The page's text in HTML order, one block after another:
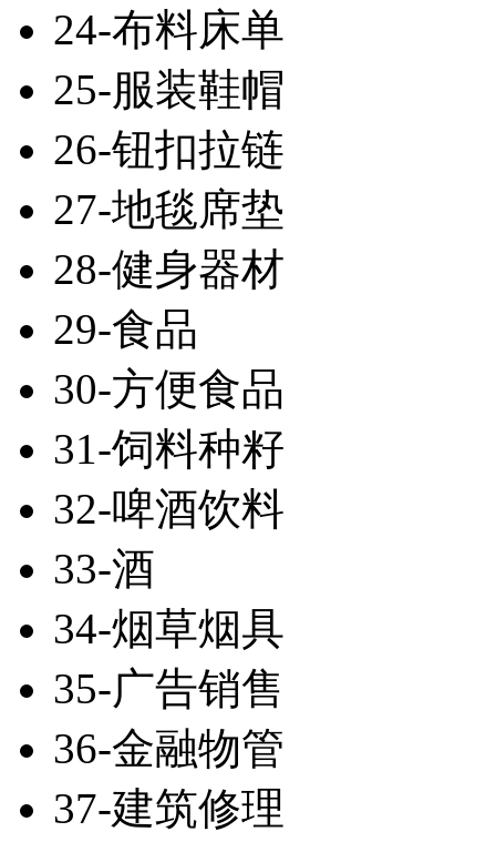
24-布料床单
25-服装鞋帽
26-钮扣拉链
27-地毯席垫
28-健身器材
29-食品
30-方便食品
31-饲料种籽
32-啤酒饮料
33-酒
34-烟草烟具
35-广告销售
36-金融物管
37-建筑修理